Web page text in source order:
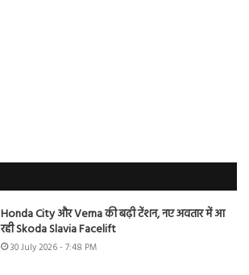
Honda City और Verna की बढ़ी टेंशन, नए अवतार में आ
रही Skoda Slavia Facelift
30 July 2026 - 7:48 PM